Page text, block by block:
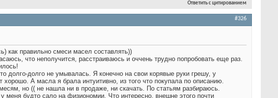
Ответить с цитированием
#326
как правильно смеси масел составлять))
что неполучится, расстраиваюсь и оччень трудно попробовать еще раз.
долго-долго не умывалась. Я конечно на свои корявые руки грешу, у
А масла я брала интуитивно, из того что покупала по описанию.
но (( не нашла ни в продаже, ни скачать. По статьям разбираюсь.
будто сало на физиономии. Что интересно, внешне этого почти